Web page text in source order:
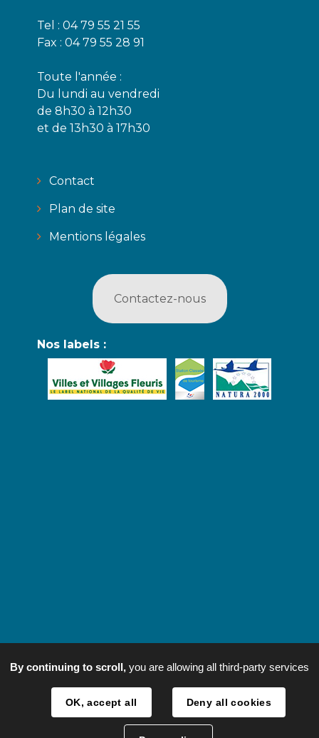
Tel : 04 79 55 21 55
Fax : 04 79 55 28 91
Toute l'année :
Du lundi au vendredi
de 8h30 à 12h30
et de 13h30 à 17h30
Contact
Plan de site
Mentions légales
Contactez-nous
Nos labels :
By continuing to scroll, you are allowing all third-party services
OK, accept all Deny all cookies